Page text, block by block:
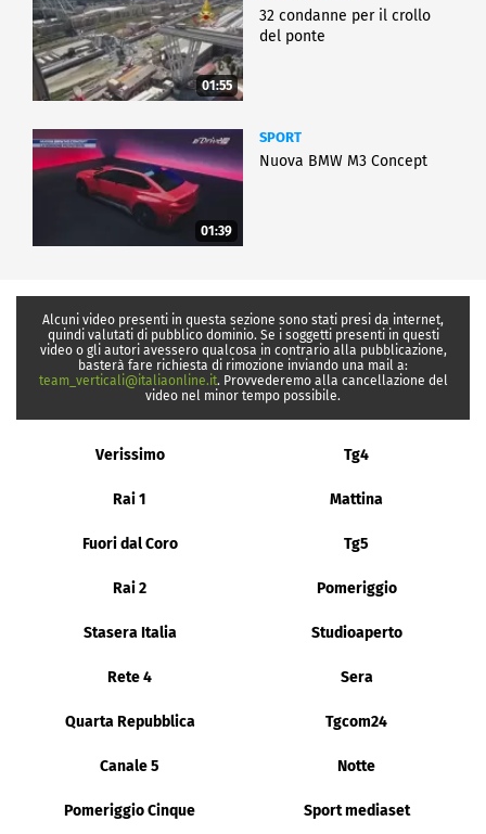
01:55
32 condanne per il crollo
del ponte
01:39
SPORT
Nuova BMW M3 Concept
Alcuni video presenti in questa sezione sono stati presi da internet,
quindi valutati di pubblico dominio. Se i soggetti presenti in questi
video o gli autori avessero qualcosa in contrario alla pubblicazione,
basterà fare richiesta di rimozione inviando una mail a:
team_verticali@italiaonline.it. Provvederemo alla cancellazione del
video nel minor tempo possibile.
Verissimo Tg4
Rai 1 Mattina
Fuori dal Coro Tg5
Rai 2 Pomeriggio
Stasera Italia Studioaperto
Rete 4 Sera
Quarta Repubblica Tgcom24
Canale 5 Notte
Pomeriggio Cinque Sport mediaset